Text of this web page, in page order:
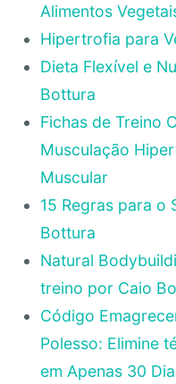
Alimentos
Hipertrofia para
Dieta Flexível e
Bottura
Fichas de Treino
Musculação
Muscular
15 Regras para o
Bottura
Natural
treino por Caio
Código
Polesso: Elimine
em Apenas 30